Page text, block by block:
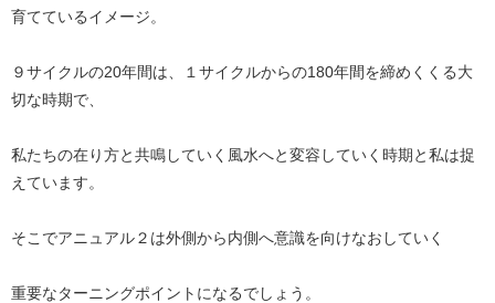
育てているイメージ。
９サイクルの20年間は、１サイクルからの180年間を締めくくる大
切な時期で、
私たちの在り方と共鳴していく風水へと変容していく時期と私は捉
えています。
そこでアニュアル２は外側から内側へ意識を向けなおしていく
重要なターニングポイントになるでしょう。